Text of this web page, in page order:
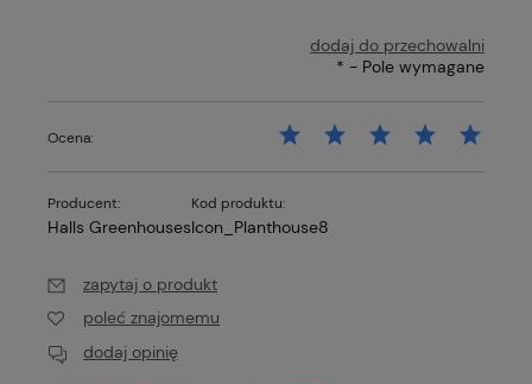
dodaj do przechowalni
* - Pole wymagane
Ocena:
Producent:
Halls Greenhouses
Kod produktu:
Icon_Planthouse8
zapytaj o produkt
poleć znajomemu
dodaj opinię